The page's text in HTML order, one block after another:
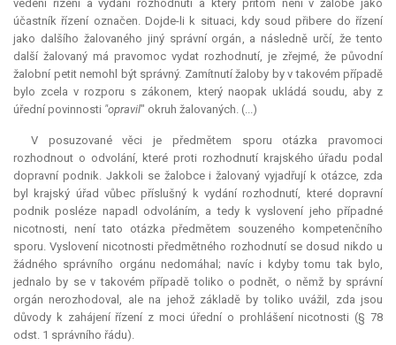
vedení řízení a vydání rozhodnutí a který přitom není v žalobě jako
účastník řízení označen. Dojde-li k situaci, kdy soud přibere do řízení
jako dalšího žalovaného jiný správní orgán, a následně určí, že tento
další žalovaný má pravomoc vydat rozhodnutí, je zřejmé, že původní
žalobní petitnemohl být správný. Zamítnutí žaloby by v takovém případě
bylo zcela v rozporu s zákonem, který naopak ukládá soudu, aby z
úřední povinnosti "opravil" okruh žalovaných. (...)
V posuzované věci je předmětem sporu otázka pravomoci
rozhodnout o odvolání, které proti rozhodnutí krajského úřadu podal
dopravní podnik. Jakkoli se žalobce i žalovaný vyjadřují k otázce, zda
byl krajský úřad vůbec příslušný k vydání rozhodnutí, které dopravní
podnik posléze napadl odvoláním, a tedy k vyslovení jeho případné
nicotnosti, není tato otázka předmětem souzeného kompetenčního
sporu. Vyslovení nicotnosti předmětného rozhodnutí se dosud nikdo u
žádného správního orgánu nedomáhal; navíc i kdyby tomu tak bylo,
jednalo by se v takovém případě toliko o podnět, o němž by správní
orgán nerozhodoval, ale na jehož základě by toliko uvážil, zda jsou
důvody k zahájení řízení z moci úřední o prohlášení nicotnosti (§ 78
odst. 1 správního řádu).